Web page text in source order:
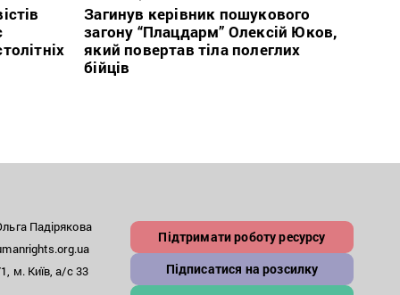
Загинув керівник пошукового
загону “Плацдарм” Олексій Юков,
який повертав тіла полеглих
бійців
Падірякова
м. Київ, а/с 33
Підтримати роботу ресурсу
Підписатися на розсилку